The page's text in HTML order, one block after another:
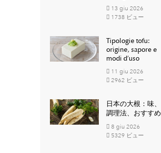
13 giu 2026
1738 ビュー
Tipologie tofu:
origine, sapore e
modi d’uso
11 giu 2026
2962 ビュー
日本の大根：味、
調理法、おすすめ
8 giu 2026
5329 ビュー